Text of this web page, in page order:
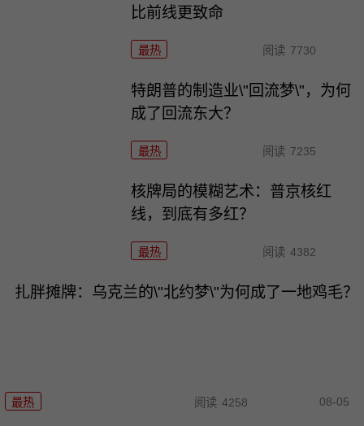
比前线更致命
最热 阅读 7730
特朗普的制造业\"回流梦\"，为何
成了回流东大？
最热 阅读 7235
核牌局的模糊艺术：普京核红
线，到底有多红？
最热 阅读 4382
扎胖摊牌：乌克兰的\"北约梦\"为何成了一地鸡毛？
最热 阅读 4258 08-05